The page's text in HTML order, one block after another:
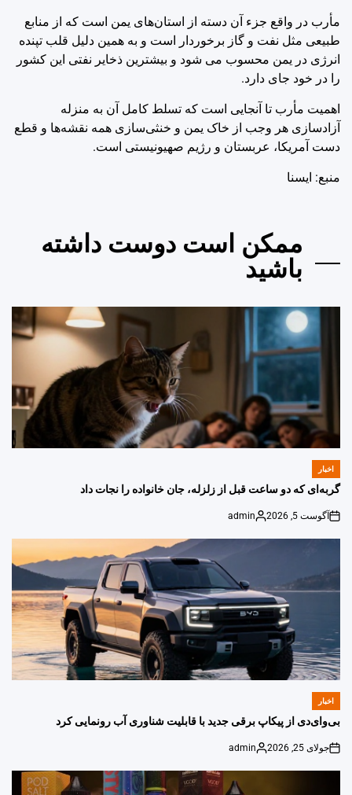
مأرب در واقع جزء آن دسته از استان‌های یمن است که از منابع
طبیعی مثل نفت و گاز برخوردار است و به همین دلیل قلب تپنده
انرژی در یمن محسوب می شود و بیشترین ذخایر نفتی این کشور
را در خود جای دارد.
اهمیت مأرب تا آنجایی است که تسلط کامل آن به منزله
آزادسازی هر وجب از خاک یمن و خنثی‌سازی همه نقشه‌ها و قطع
دست آمریکا، عربستان و رژیم صهیونیستی است.
منبع: ايسنا
ممکن است دوست داشته
باشید
POSTED
IN
اخبار
گربه‌ای که دو ساعت قبل از زلزله، جان خانواده را نجات داد
on
آگوست 5, 2026
Posted
admin
POSTED
اخبار
بی‌وای‌دی از پیکاپ برقی جدید با قابلیت شناوری آب رونمایی کرد
on
جولای 25, 2026
Posted
admin